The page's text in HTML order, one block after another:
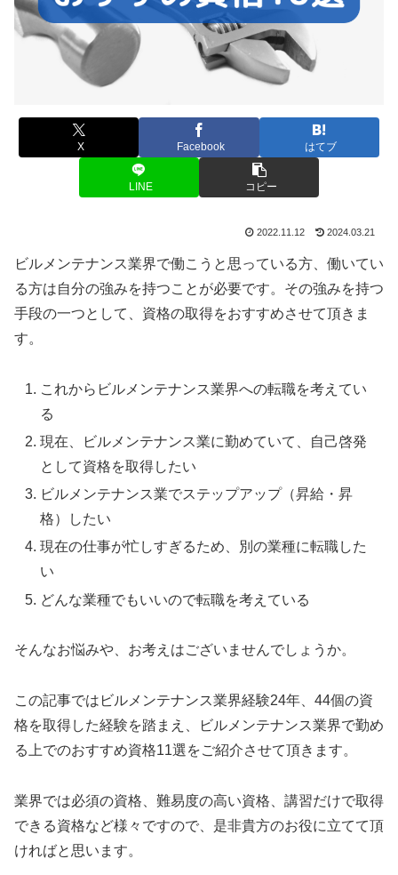
X Facebook はてブ
LINE コピー
2022.11.12 2024.03.21
ビルメンテナンス業界で働こうと思っている方、働いてい
る方は自分の強みを持つことが必要です。その強みを持つ
手段の一つとして、資格の取得をおすすめさせて頂きま
す。
これからビルメンテナンス業界への転職を考えてい
る
現在、ビルメンテナンス業に勤めていて、自己啓発
として資格を取得したい
ビルメンテナンス業でステップアップ（昇給・昇
格）したい
現在の仕事が忙しすぎるため、別の業種に転職した
い
どんな業種でもいいので転職を考えている
そんなお悩みや、お考えはございませんでしょうか。
この記事ではビルメンテナンス業界経験24年、44個の資
格を取得した経験を踏まえ、ビルメンテナンス業界で勤め
る上でのおすすめ資格11選をご紹介させて頂きます。
業界では必須の資格、難易度の高い資格、講習だけで取得
できる資格など様々ですので、是非貴方のお役に立てて頂
ければと思います。